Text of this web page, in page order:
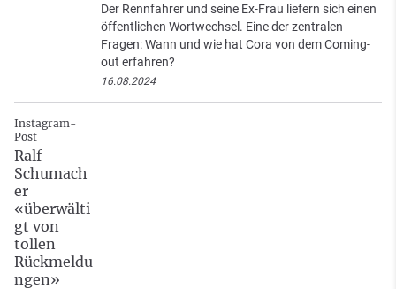
Der Rennfahrer und seine Ex-Frau liefern sich einen
öffentlichen Wortwechsel. Eine der zentralen
Fragen: Wann und wie hat Cora von dem Coming-
out erfahren?
16.08.2024
Instagram-
Post
Ralf
Schumach
er
«überwälti
gt von
tollen
Rückmeldu
ngen»